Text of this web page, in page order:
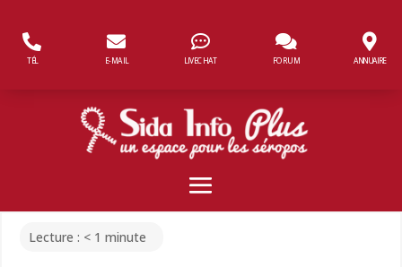
TÉL E-MAIL LIVECHAT FORUM ANNUAIRE
Lecture : < 1 minute